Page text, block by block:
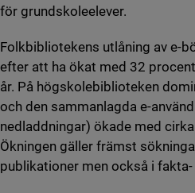
för grundskoleelever.
Folkbibliotekens utlåning av e-
efter att ha ökat med 32
år. På högskolebiblioteken
och den sammanlagda e-
nedladdningar) ökade med
Ökningen gäller främst
publikationer men också i